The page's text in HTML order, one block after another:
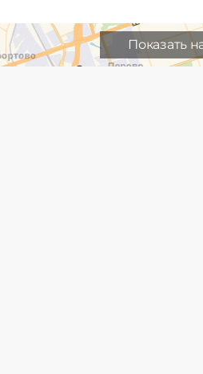
Показать